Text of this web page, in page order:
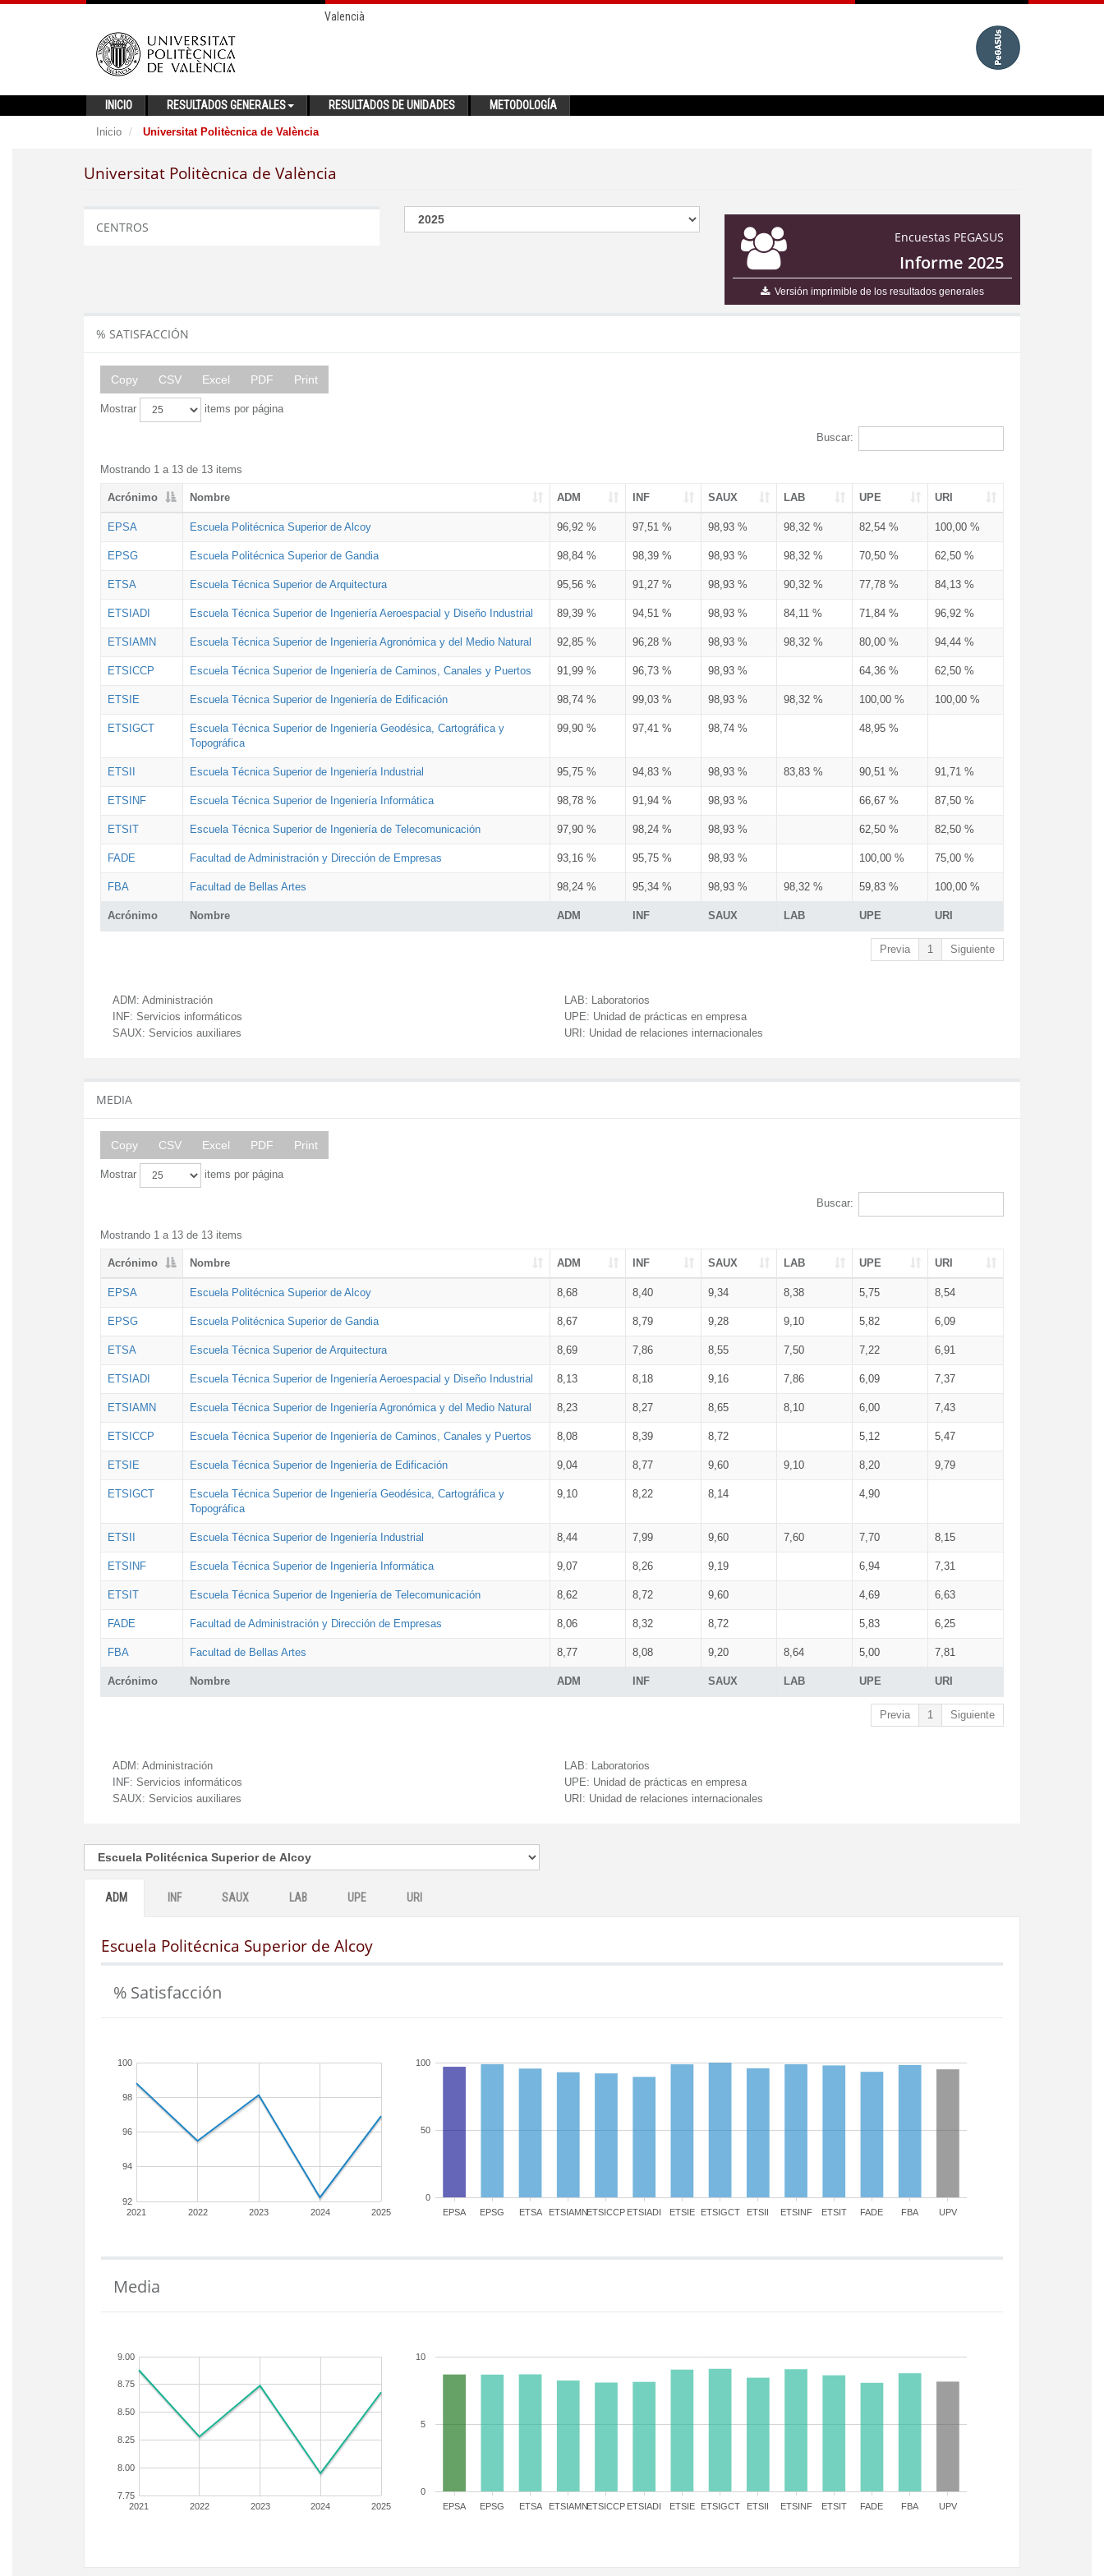
Valencià
INICIO RESULTADOS GENERALES RESULTADOS DE UNIDADES METODOLOGÍA
Inicio Universitat Politècnica de València
Universitat Politècnica de València
Encuestas PEGASUS
Informe 2025
Versión imprimible de los resultados generales
CENTROS
% SATISFACCIÓN
Copy CSV Excel PDF Print
Mostrar items por página
Buscar:
Mostrando 1 a 13 de 13 items
Acrónimo Nombre ADM INF SAUX LAB UPE URI
Acrónimo Nombre ADM INF SAUX LAB UPE URI
EPSA Escuela Politécnica Superior de Alcoy 96,92 % 97,51 % 98,93 % 98,32 % 82,54 % 100,00 %
EPSG Escuela Politécnica Superior de Gandia 98,84 % 98,39 % 98,93 % 98,32 % 70,50 % 62,50 %
ETSA Escuela Técnica Superior de Arquitectura 95,56 % 91,27 % 98,93 % 90,32 % 77,78 % 84,13 %
ETSIADI Escuela Técnica Superior de Ingeniería Aeroespacial y Diseño Industrial 89,39 % 94,51 % 98,93 % 84,11 % 71,84 % 96,92 %
ETSIAMN Escuela Técnica Superior de Ingeniería Agronómica y del Medio Natural 92,85 % 96,28 % 98,93 % 98,32 % 80,00 % 94,44 %
ETSICCP Escuela Técnica Superior de Ingeniería de Caminos, Canales y Puertos 91,99 % 96,73 % 98,93 % 64,36 % 62,50 %
ETSIE Escuela Técnica Superior de Ingeniería de Edificación 98,74 % 99,03 % 98,93 % 98,32 % 100,00 % 100,00 %
ETSIGCT
Escuela Técnica Superior de Ingeniería Geodésica, Cartográfica y
Topográfica
99,90 % 97,41 % 98,74 % 48,95 %
ETSII Escuela Técnica Superior de Ingeniería Industrial 95,75 % 94,83 % 98,93 % 83,83 % 90,51 % 91,71 %
ETSINF Escuela Técnica Superior de Ingeniería Informática 98,78 % 91,94 % 98,93 % 66,67 % 87,50 %
ETSIT Escuela Técnica Superior de Ingeniería de Telecomunicación 97,90 % 98,24 % 98,93 % 62,50 % 82,50 %
FADE Facultad de Administración y Dirección de Empresas 93,16 % 95,75 % 98,93 % 100,00 % 75,00 %
FBA Facultad de Bellas Artes 98,24 % 95,34 % 98,93 % 98,32 % 59,83 % 100,00 %
Previa 1 Siguiente
ADM: Administración
INF: Servicios informáticos
SAUX: Servicios auxiliares
LAB: Laboratorios
UPE: Unidad de prácticas en empresa
URI: Unidad de relaciones internacionales
MEDIA
Copy CSV Excel PDF Print
Mostrar items por página
Buscar:
Mostrando 1 a 13 de 13 items
Acrónimo Nombre ADM INF SAUX LAB UPE URI
Acrónimo Nombre ADM INF SAUX LAB UPE URI
EPSA Escuela Politécnica Superior de Alcoy 8,68 8,40 9,34 8,38 5,75 8,54
EPSG Escuela Politécnica Superior de Gandia 8,67 8,79 9,28 9,10 5,82 6,09
ETSA Escuela Técnica Superior de Arquitectura 8,69 7,86 8,55 7,50 7,22 6,91
ETSIADI Escuela Técnica Superior de Ingeniería Aeroespacial y Diseño Industrial 8,13 8,18 9,16 7,86 6,09 7,37
ETSIAMN Escuela Técnica Superior de Ingeniería Agronómica y del Medio Natural 8,23 8,27 8,65 8,10 6,00 7,43
ETSICCP Escuela Técnica Superior de Ingeniería de Caminos, Canales y Puertos 8,08 8,39 8,72 5,12 5,47
ETSIE Escuela Técnica Superior de Ingeniería de Edificación 9,04 8,77 9,60 9,10 8,20 9,79
ETSIGCT
Escuela Técnica Superior de Ingeniería Geodésica, Cartográfica y
Topográfica
9,10 8,22 8,14 4,90
ETSII Escuela Técnica Superior de Ingeniería Industrial 8,44 7,99 9,60 7,60 7,70 8,15
ETSINF Escuela Técnica Superior de Ingeniería Informática 9,07 8,26 9,19 6,94 7,31
ETSIT Escuela Técnica Superior de Ingeniería de Telecomunicación 8,62 8,72 9,60 4,69 6,63
FADE Facultad de Administración y Dirección de Empresas 8,06 8,32 8,72 5,83 6,25
FBA Facultad de Bellas Artes 8,77 8,08 9,20 8,64 5,00 7,81
Previa 1 Siguiente
ADM: Administración
INF: Servicios informáticos
SAUX: Servicios auxiliares
LAB: Laboratorios
UPE: Unidad de prácticas en empresa
URI: Unidad de relaciones internacionales
ADM INF SAUX LAB UPE URI
Escuela Politécnica Superior de Alcoy
% Satisfacción
2021 2022 2023 2024 2025
92
94
96
98
100
EPSA EPSG ETSA ETSIAMNETSICCP ETSIADI ETSIE ETSIGCT ETSII ETSINF ETSIT FADE FBA UPV
0
50
100
Media
2021 2022 2023 2024 2025
7.75
8.00
8.25
8.50
8.75
9.00
EPSA EPSG ETSA ETSIAMNETSICCP ETSIADI ETSIE ETSIGCT ETSII ETSINF ETSIT FADE FBA UPV
0
5
10